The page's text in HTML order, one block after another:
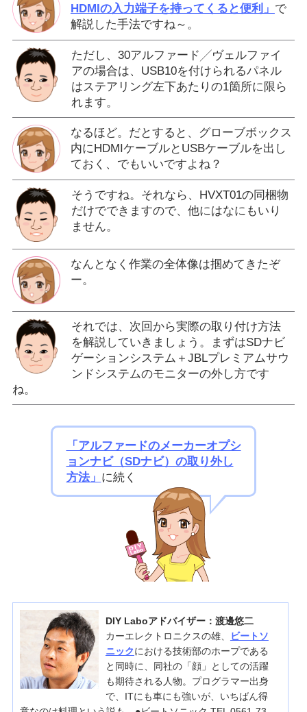
HDMIの入力端子を持ってくると便利」 で
解説した手法ですね～。
ただし、30アルファード╱ヴェルファイ
アの場合は、USB10を付けられるパネル
はステアリング左下あたりの1箇所に限ら
れます。
なるほど。だとすると、グローブボックス
内にHDMIケーブルとUSBケーブルを出し
ておく、でもいいですよね？
そうですね。それなら、HVXT01の同梱物
だけでできますので、他にはなにもいり
ません。
なんとなく作業の全体像は掴めてきたぞ
ー。
それでは、次回から実際の取り付け方法
を解説していきましょう。まずはSDナビ
ゲーションシステム＋JBLプレミアムサウ
ンドシステムのモニターの外し方です
ね。
「アルファードのメーカーオプシ
ョンナビ（SDナビ）の取り外し
方法」 に続く
DIY Laboアドバイザー：渡邊悠二
カーエレクトロニクスの雄、
ビートソ
ニックにおける技術部のホープである
と同時に、同社の「顔」としての活躍
も期待される人物。プログラマー出身
で、ITにも車にも強いが、いちばん得